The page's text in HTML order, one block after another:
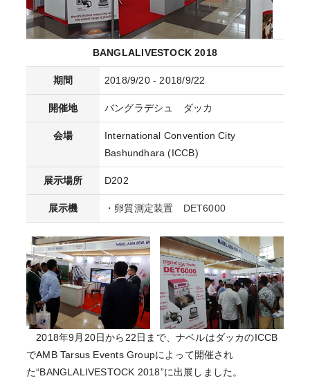
BANGLALIVESTOCK 2018
期間 2018/9/20 - 2018/9/22
開催地 バングラデシュ ダッカ
会場
International Convention City
Bashundhara (ICCB)
展示場所 D202
展示機 ・卵質測定装置 DET6000
2018年9月20日から22日まで、ナベルはダッカのICCB
でAMB Tarsus Events Groupによって開催され
た“BANGLALIVESTOCK 2018”に出展しました。